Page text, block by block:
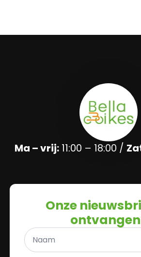
Ma – vrij:11:00 – 18:00 /
Onze
Naam